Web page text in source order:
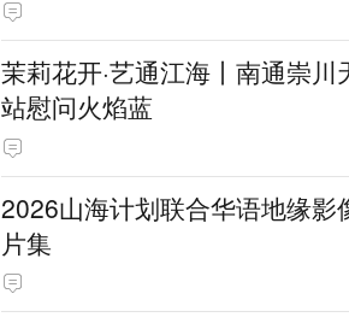
茉莉花开·艺通江海丨南通崇
站慰问火焰蓝
2026山海计划联合华语地缘
片集